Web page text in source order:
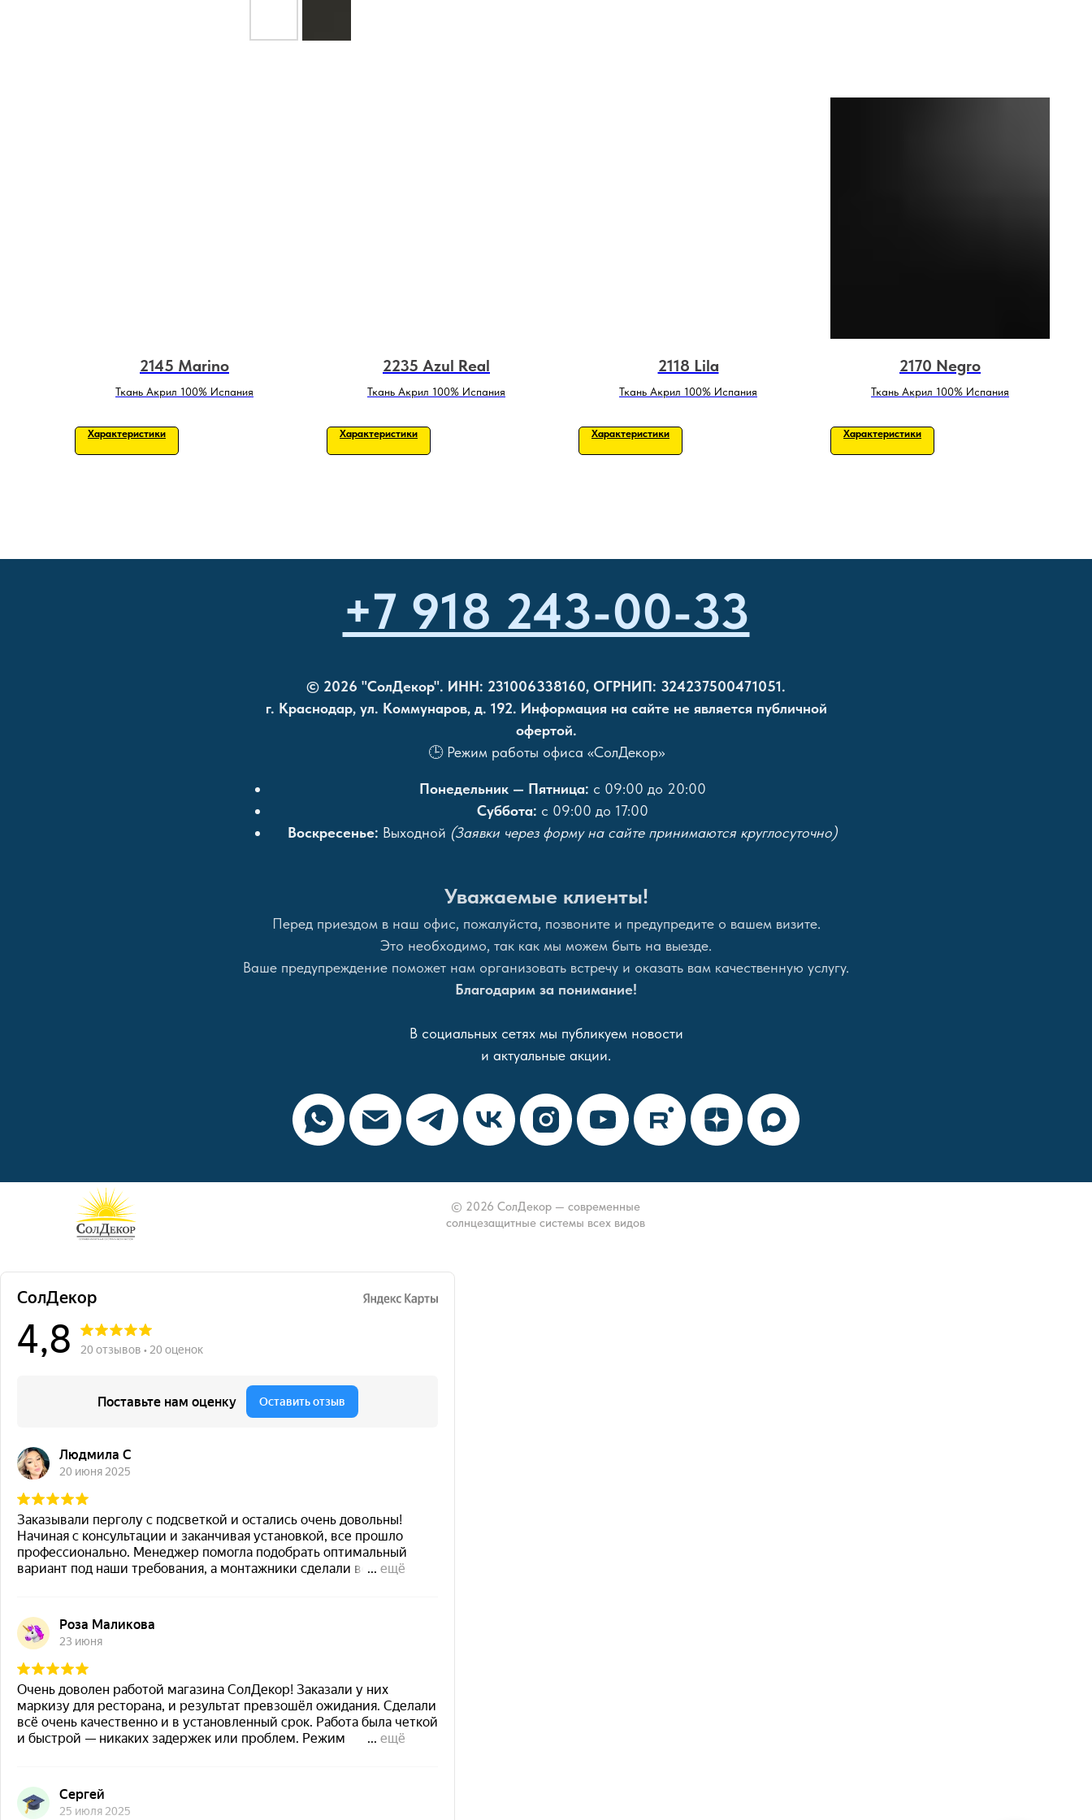
2145 Marino
Ткань Акрил 100% Испания
Характеристики
2235 Azul Real
Ткань Акрил 100% Испания
Характеристики
2118 Lila
Ткань Акрил 100% Испания
Характеристики
2170 Negro
Ткань Акрил 100% Испания
Характеристики
+7 918 243-00-33
© 2026 "СолДекор". ИНН: 231006338160, ОГРНИП: 324237500471051.
г. Краснодар, ул. Коммунаров, д. 192. Информация на сайте не является публичной
офертой.
🕒 Режим работы офиса «СолДекор»
Понедельник — Пятница: с 09:00 до 20:00
Суббота: с 09:00 до 17:00
Воскресенье: Выходной (Заявки через форму на сайте принимаются круглосуточно)
Уважаемые клиенты!
Перед приездом в наш офис, пожалуйста, позвоните и предупредите о вашем визите.
Это необходимо, так как мы можем быть на выезде.
Ваше предупреждение поможет нам организовать встречу и оказать вам качественную услугу.
Благодарим за понимание!
В социальных сетях мы публикуем новости
и актуальные акции.
© 2026 СолДекор — современные
солнцезащитные системы всех видов